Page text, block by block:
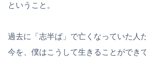
ということ。
過去に「志半ば」で亡くなっていた人
今を、僕はこうして生きることができ